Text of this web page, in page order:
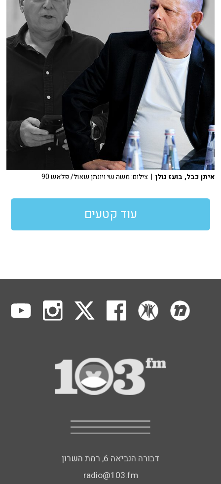
איתן כבל, בועז גולן | צילום: משה שי ויונתן שאול/ פלאש 90
עוד קטעים
דבורה הנביאה 6, רמת השרון
radio@103.fm